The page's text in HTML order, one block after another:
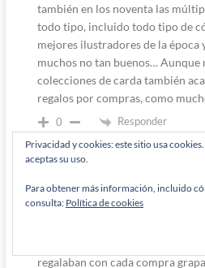
también en los noventa las
todo tipo, incluido todo tipo de
mejores ilustradores de la
muchos no tan buenos… Aunque
colecciones de carda también
regalos por compras, como
0 Responder
Admin
M'Rabo Mhulargo 2 años
regalaban con cada compra
Privacidad y cookies: este sitio usa
aceptas su uso.
Para obtener más información, incluido
consulta: Política de cookies